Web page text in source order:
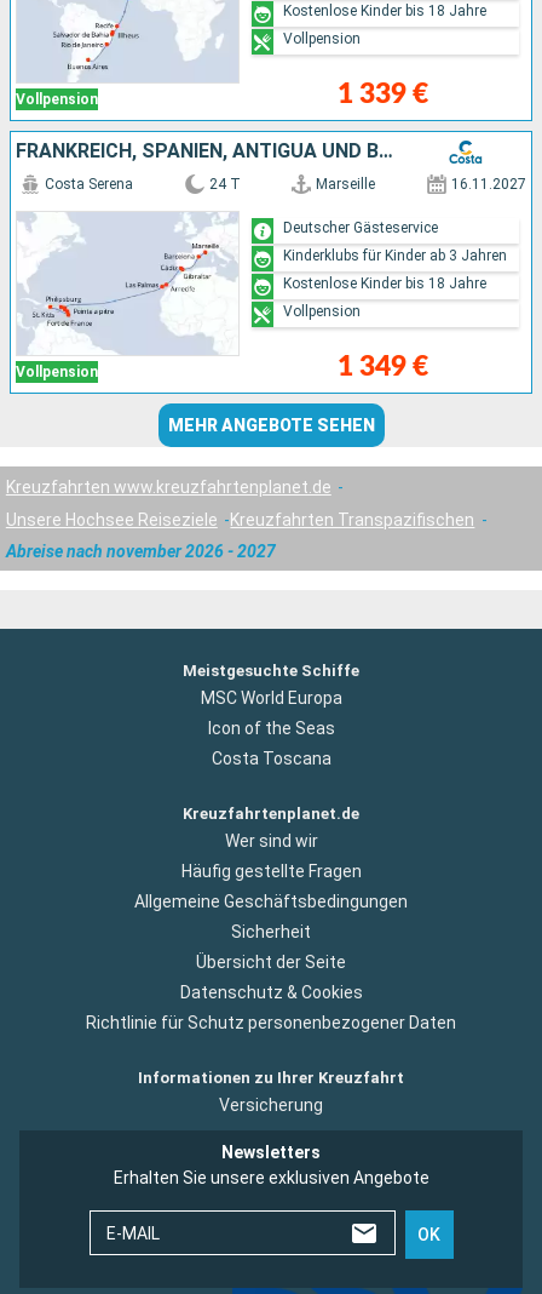
Vollpension 1 339 €
Kostenlose Kinder bis 18 Jahre
Vollpension
FRANKREICH, SPANIEN, ANTIGUA UND BARBUDA, DOMINIKANISCHE REPUBLIK
Vollpension
Costa Serena 24 T Marseille 16.11.2027
1 349 €
Deutscher Gästeservice
Kinderklubs für Kinder ab 3 Jahren
Kostenlose Kinder bis 18 Jahre
Vollpension
MEHR ANGEBOTE SEHEN
Kreuzfahrten www.kreuzfahrtenplanet.de
Unsere Hochsee Reiseziele
Kreuzfahrten Transpazifischen
Abreise nach november 2026 - 2027
Meistgesuchte Schiffe
MSC World Europa
Icon of the Seas
Costa Toscana
Kreuzfahrtenplanet.de
Wer sind wir
Häufig gestellte Fragen
Allgemeine Geschäftsbedingungen
Sicherheit
Übersicht der Seite
Datenschutz & Cookies
Richtlinie für Schutz personenbezogener Daten
Informationen zu Ihrer Kreuzfahrt
Versicherung
Newsletters
Erhalten Sie unsere exklusiven Angebote
E-MAIL OK